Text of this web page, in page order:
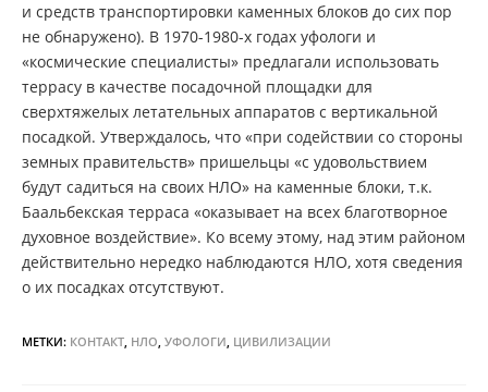
и средств транспортировки каменных блоков до сих пор
не обнаружено). В 1970-1980-х годах уфологи и
«космические специалисты» предлагали использовать
террасу в качестве посадочной площадки для
сверхтяжелых летательных аппаратов с вертикальной
посадкой. Утверждалось, что «при содействии со стороны
земных правительств» пришельцы «с удовольствием
будут садиться на своих НЛО» на каменные блоки, т.к.
Баальбекская терраса «оказывает на всех благотворное
духовное воздействие». Ко всему этому, над этим районом
действительно нередко наблюдаются НЛО, хотя сведения
о их посадках отсутствуют.
МЕТКИ: КОНТАКТ, НЛО, УФОЛОГИ, ЦИВИЛИЗАЦИИ